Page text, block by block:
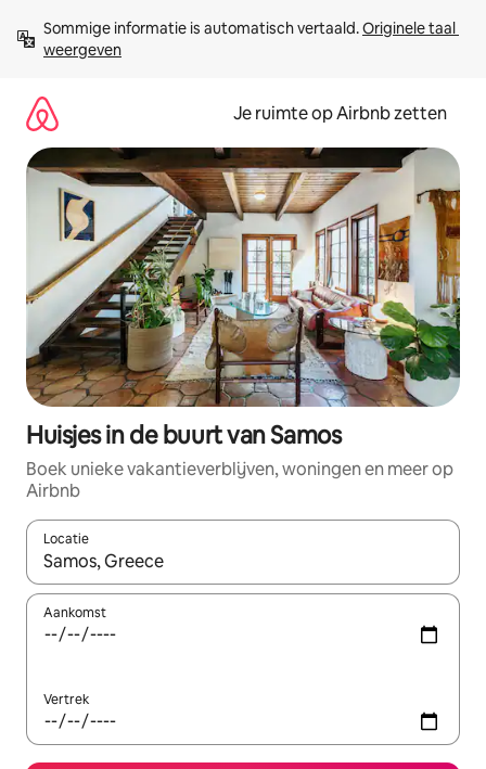
direct
naar
Sommige informatie is automatisch vertaald. Originele taal
weergeven
Je ruimte op Airbnb zetten
Huisjes in de buurt van Samos
Boek unieke vakantieverblijven, woningen en meer op
Airbnb
Locatie
Wanneer er suggesties beschikbaar zijn, maak je een keuze
Aankomst
Vertrek